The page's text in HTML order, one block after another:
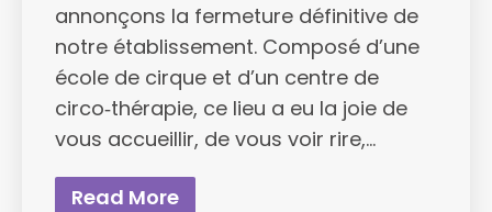
annonçons la fermeture définitive de
notre établissement. Composé d’une
école de cirque et d’un centre de
circo‑thérapie, ce lieu a eu la joie de
vous accueillir, de vous voir rire,…
Read More